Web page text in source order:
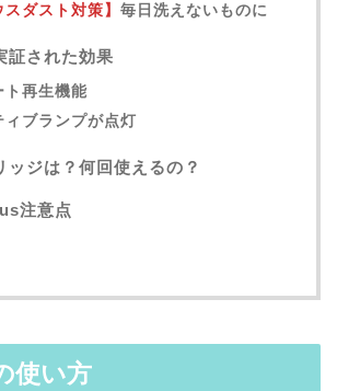
スダスト対策】毎日洗えないものに
証された効果
ト再生機能
ィブランプが点灯
ッジは？何回使えるの？
注意点
使い方